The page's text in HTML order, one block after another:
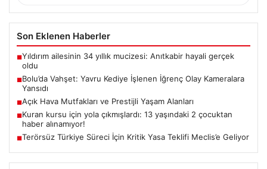
Son Eklenen Haberler
■Yıldırım ailesinin 34 yıllık mucizesi: Anıtkabir hayali gerçek
oldu
■Bolu’da Vahşet: Yavru Kediye İşlenen İğrenç Olay Kameralara
Yansıdı
■Açık Hava Mutfakları ve Prestijli Yaşam Alanları
■Kuran kursu için yola çıkmışlardı: 13 yaşındaki 2 çocuktan
haber alınamıyor!
■Terörsüz Türkiye Süreci İçin Kritik Yasa Teklifi Meclis’e Geliyor